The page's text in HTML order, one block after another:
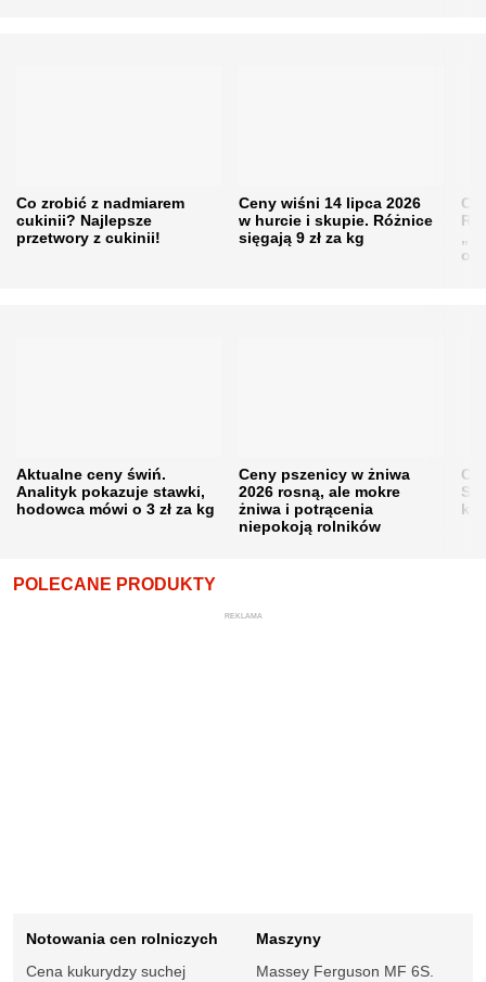
Co zrobić z nadmiarem
cukinii? Najlepsze
przetwory z cukinii!
Ceny wiśni 14 lipca 2026
w hurcie i skupie. Różnice
sięgają 9 zł za kg
Aktualne ceny świń.
Analityk pokazuje stawki,
hodowca mówi o 3 zł za kg
Ceny pszenicy w żniwa
2026 rosną, ale mokre
żniwa i potrącenia
niepokoją rolników
POLECANE PRODUKTY
REKLAMA
Notowania cen rolniczych
Cena kukurydzy suchej
Maszyny
Massey Ferguson MF 6S.